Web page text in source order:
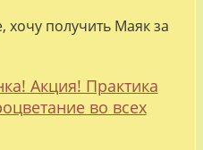
получить Маяк за
Акция! Практика
во всех